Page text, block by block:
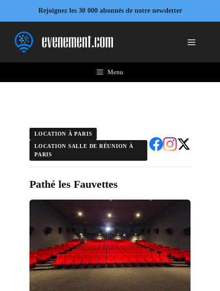
contenu
Rejoignez les 30 000 abonnés de notre newsletter
Menu
Menu
LOCATION À PARIS
LOCATION SALLE DE RÉUNION À
PARIS
Pathé les Fauvettes